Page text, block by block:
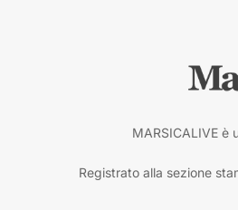
MARSICALIVE è
Registrato alla sezione